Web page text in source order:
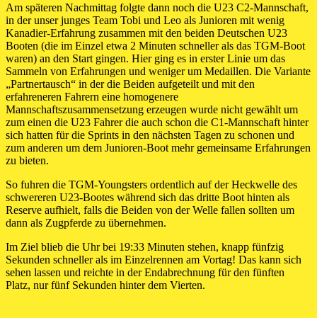
Am späteren Nachmittag folgte dann noch die U23 C2-Mannschaft,
in der unser junges Team Tobi und Leo als Junioren mit wenig
Kanadier-Erfahrung zusammen mit den beiden Deutschen U23
Booten (die im Einzel etwa 2 Minuten schneller als das TGM-Boot
waren) an den Start gingen. Hier ging es in erster Linie um das
Sammeln von Erfahrungen und weniger um Medaillen. Die Variante
„Partnertausch“ in der die Beiden aufgeteilt und mit den
erfahreneren Fahrern eine homogenere
Mannschaftszusammensetzung erzeugen wurde nicht gewählt um
zum einen die U23 Fahrer die auch schon die C1-Mannschaft hinter
sich hatten für die Sprints in den nächsten Tagen zu schonen und
zum anderen um dem Junioren-Boot mehr gemeinsame Erfahrungen
zu bieten.
So fuhren die TGM-Youngsters ordentlich auf der Heckwelle des
schwereren U23-Bootes während sich das dritte Boot hinten als
Reserve aufhielt, falls die Beiden von der Welle fallen sollten um
dann als Zugpferde zu übernehmen.
Im Ziel blieb die Uhr bei 19:33 Minuten stehen, knapp fünfzig
Sekunden schneller als im Einzelrennen am Vortag! Das kann sich
sehen lassen und reichte in der Endabrechnung für den fünften
Platz, nur fünf Sekunden hinter dem Vierten.